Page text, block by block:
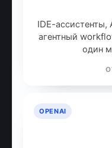
IDE-ассистенты,
агентный
один
OPENAI